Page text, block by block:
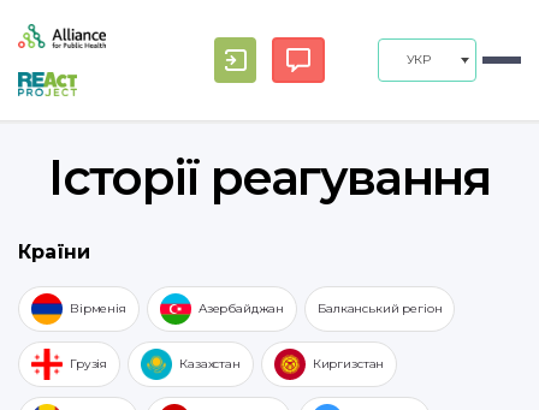
УКР
Історії реагування
Країни
Вірменія Азербайджан Балканський регіон
Грузія Казахстан Киргизстан